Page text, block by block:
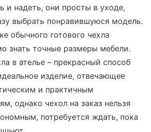
и надеть, они просты в уходе,
выбрать понравившуюся модель.
обычного готового чехла
знать точные размеры мебели.
в ателье – прекрасный способ
изделие, отвечающее
и практичным
однако чехол на заказ нельзя
потребуется ждать, пока